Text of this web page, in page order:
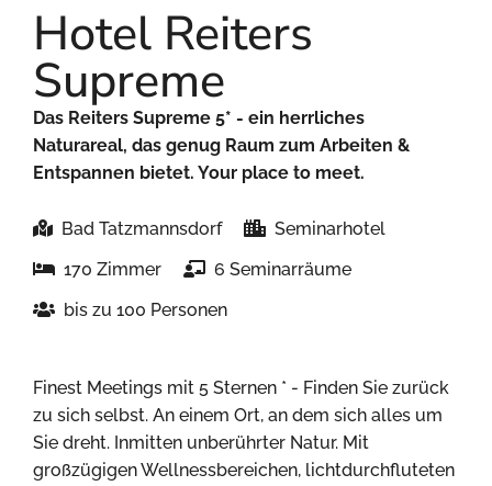
Hotel Reiters
Supreme
Das Reiters Supreme 5* - ein herrliches
Naturareal, das genug Raum zum Arbeiten &
Entspannen bietet. Your place to meet.
Bad Tatzmannsdorf
Seminarhotel
170 Zimmer
6 Seminarräume
bis zu 100 Personen
Finest Meetings mit 5 Sternen * - Finden Sie zurück
zu sich selbst. An einem Ort, an dem sich alles um
Sie dreht. Inmitten unberührter Natur. Mit
großzügigen Wellnessbereichen, lichtdurchfluteten